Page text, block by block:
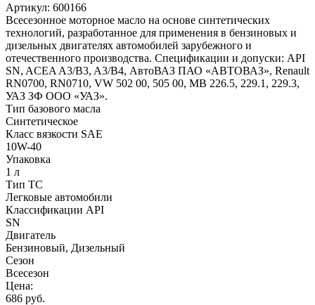
Артикул: 600166
Всесезонное моторное масло на основе синтетических
технологий, разработанное для применения в бензиновых и
дизельных двигателях автомобилей зарубежного и
отечественного производства. Спецификации и допуски: API
SN, ACEA A3/B3, A3/B4, АвтоВАЗ ПАО «АВТОВАЗ», Renault
RN0700, RN0710, VW 502 00, 505 00, MB 226.5, 229.1, 229.3,
УАЗ ЗФ ООО «УАЗ».
Тип базового масла
Синтетическое
Класс вязкости SAE
10W-40
Упаковка
1 л
Тип ТС
Легковые автомобили
Классификации API
SN
Двигатель
Бензиновый, Дизельный
Сезон
Всесезон
Цена:
686 руб.